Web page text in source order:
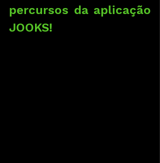
percursos da aplicação
JOOKS!